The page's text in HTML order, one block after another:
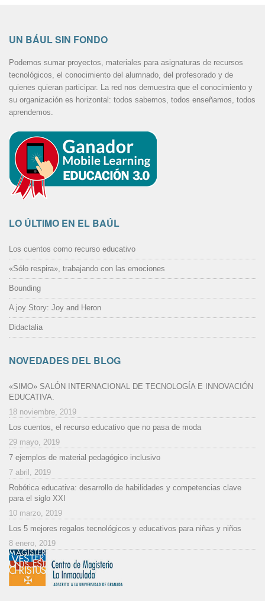
UN BÁUL SIN FONDO
Podemos sumar proyectos, materiales para asignaturas de recursos
tecnológicos, el conocimiento del alumnado, del profesorado y de
quienes quieran participar. La red nos demuestra que el conocimiento y
su organización es horizontal: todos sabemos, todos enseñamos, todos
aprendemos.
LO ÚLTIMO EN EL BAÚL
Los cuentos como recurso educativo
«Sólo respira», trabajando con las emociones
Bounding
A joy Story: Joy and Heron
Didactalia
NOVEDADES DEL BLOG
«SIMO» SALÓN INTERNACIONAL DE TECNOLOGÍA E INNOVACIÓN
EDUCATIVA.
18 noviembre, 2019
Los cuentos, el recurso educativo que no pasa de moda
29 mayo, 2019
7 ejemplos de material pedagógico inclusivo
7 abril, 2019
Robótica educativa: desarrollo de habilidades y competencias clave
para el siglo XXI
10 marzo, 2019
Los 5 mejores regalos tecnológicos y educativos para niñas y niños
8 enero, 2019